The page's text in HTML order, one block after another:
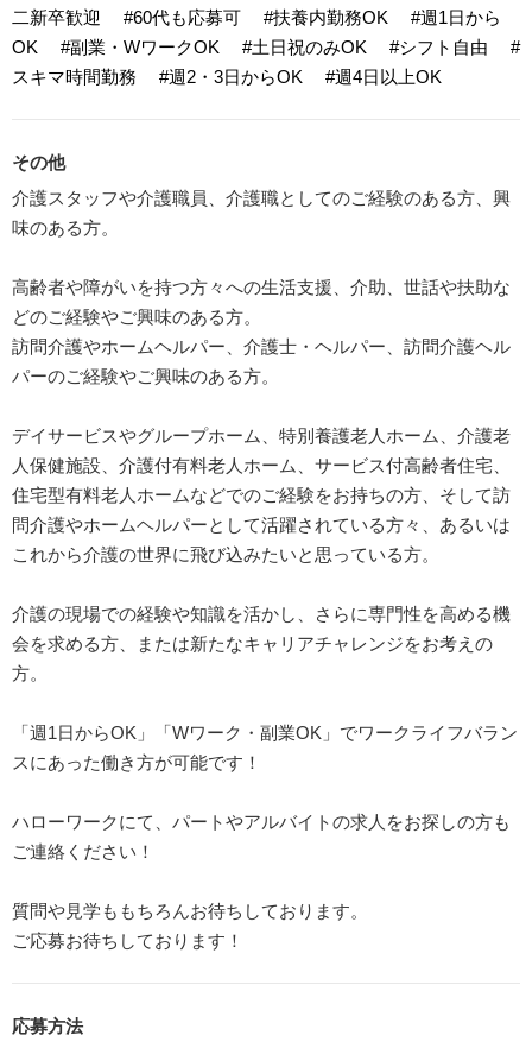
二新卒歓迎
#60代も応募可 #扶養内勤務OK
#週1日から
OK
#副業・WワークOK #土日祝のみOK #シフト自由
#
スキマ時間勤務
#週2・3日からOK #週4日以上OK
その他
介護スタッフや介護職員、介護職としてのご経験のある方、興
味のある方。
高齢者や障がいを持つ方々への生活支援、介助、世話や扶助な
どのご経験やご興味のある方。
訪問介護やホームヘルパー、介護士・ヘルパー、訪問介護ヘル
パーのご経験やご興味のある方。
デイサービスやグループホーム、特別養護老人ホーム、介護老
人保健施設、介護付有料老人ホーム、サービス付高齢者住宅、
住宅型有料老人ホームなどでのご経験をお持ちの方、そして訪
問介護やホームヘルパーとして活躍されている方々、あるいは
これから介護の世界に飛び込みたいと思っている方。
介護の現場での経験や知識を活かし、さらに専門性を高める機
会を求める方、または新たなキャリアチャレンジをお考えの
方。
「週1日からOK」「Wワーク・副業OK」でワークライフバラン
スにあった働き方が可能です！
ハローワークにて、パートやアルバイトの求人をお探しの方も
ご連絡ください！
質問や見学ももちろんお待ちしております。
ご応募お待ちしております！
応募方法